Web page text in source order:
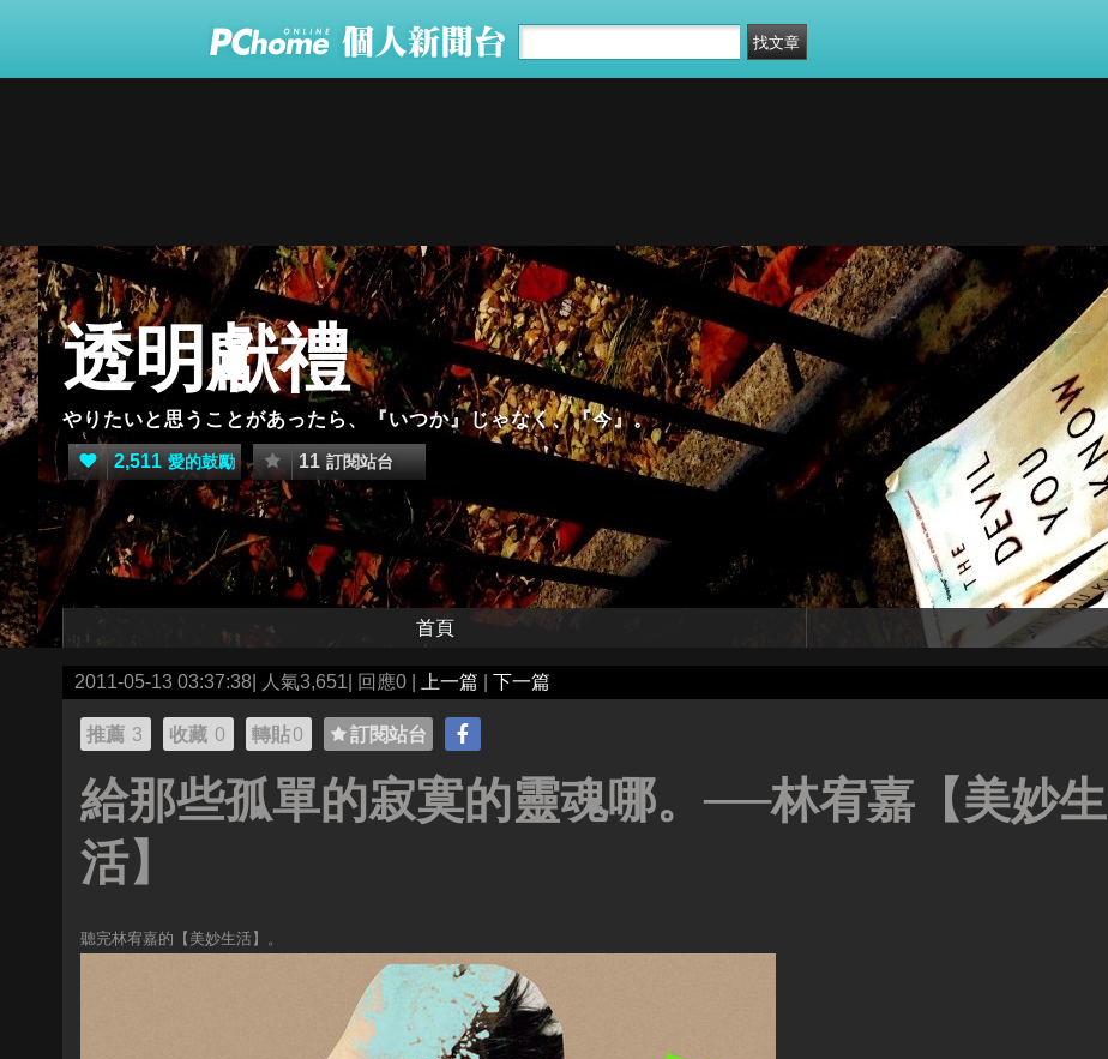
透明獻禮
やりたいと思うことがあったら、『いつか』じゃなく、『今』。
2,511 愛的鼓勵 11 訂閱站台
首頁
2011-05-13 03:37:38| 人氣3,651| 回應0 | 上一篇 下一篇
推薦 3 收藏 0 轉貼0 訂閱站台
給那些孤單的寂寞的靈魂哪。──林宥嘉【美妙生
活】
聽完林宥嘉的【美妙生活】。